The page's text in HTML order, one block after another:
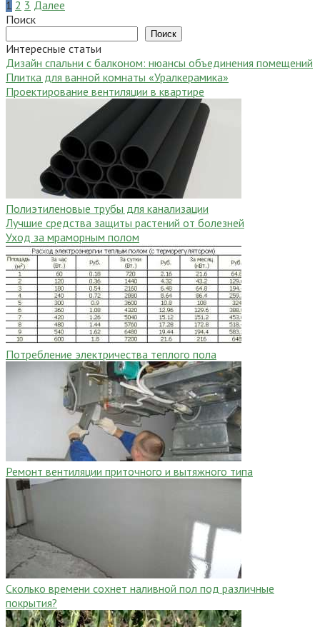
Пагинация
записей
1 2 3 Далее
Поиск
Поиск
Интересные статьи
Дизайн спальни с балконом: нюансы объединения помещений
Плитка для ванной комнаты «Уралкерамика»
Проектирование вентиляции в квартире
Полиэтиленовые трубы для канализации
Лучшие средства защиты растений от болезней
Уход за мраморным полом
Потребление электричества теплого пола
Ремонт вентиляции приточного и вытяжного типа
Сколько времени сохнет наливной пол под различные
покрытия?